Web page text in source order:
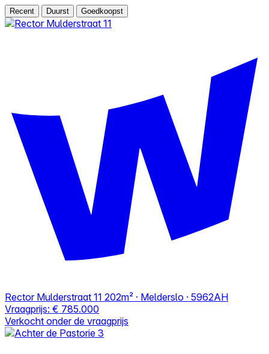
Recent Duurst Goedkoopst
Rector Mulderstraat 11 202m² · Melderslo · 5962AH
Vraagprijs: € 785.000
Verkocht onder de vraagprijs